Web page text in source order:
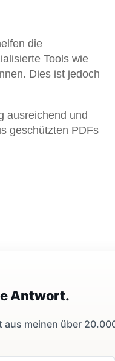
die
Tools wie
Dies ist jedoch
ausreichend und
geschützten PDFs
Antwort.
meinen über